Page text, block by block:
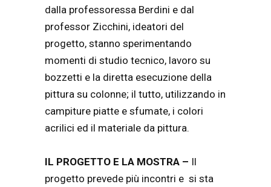
dalla professoressa Berdini e dal
professor Zicchini, ideatori del
progetto, stanno sperimentando
momenti di studio tecnico, lavoro su
bozzetti e la diretta esecuzione della
pittura su colonne; il tutto, utilizzando in
campiture piatte e sfumate, i colori
acrilici ed il materiale da pittura.
IL PROGETTO E LA MOSTRA – Il
progetto prevede più incontri e si sta